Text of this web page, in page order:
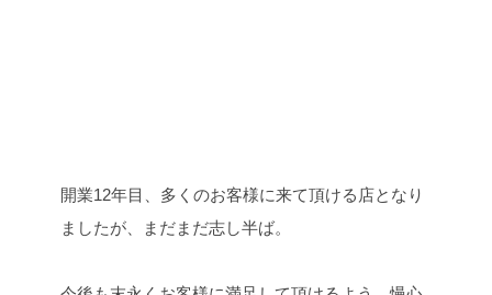
開業12年目、多くのお客様に来て頂ける店となり
ましたが、まだまだ志し半ば。